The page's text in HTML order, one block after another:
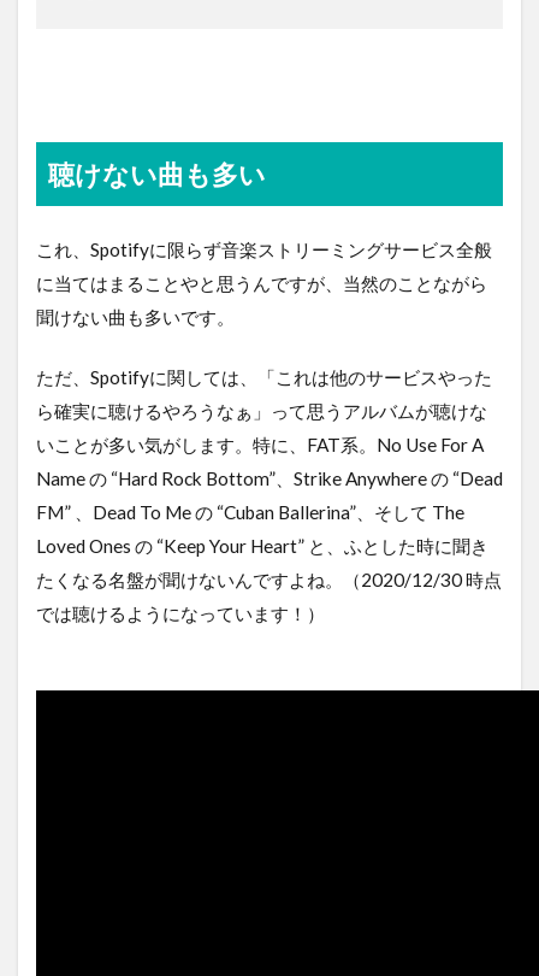
聴けない曲も多い
これ、Spotifyに限らず音楽ストリーミングサービス全般
に当てはまることやと思うんですが、当然のことながら
聞けない曲も多いです。
ただ、Spotifyに関しては、「これは他のサービスやった
ら確実に聴けるやろうなぁ」って思うアルバムが聴けな
いことが多い気がします。特に、FAT系。No Use For A
Name の “Hard Rock Bottom”、Strike Anywhere の “Dead
FM” 、Dead To Me の “Cuban Ballerina”、そして The
Loved Ones の “Keep Your Heart” と、ふとした時に聞き
たくなる名盤が聞けないんですよね。（2020/12/30 時点
では聴けるようになっています！）